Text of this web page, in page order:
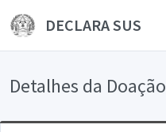
DECLARA SUS
Detalhes da Doação